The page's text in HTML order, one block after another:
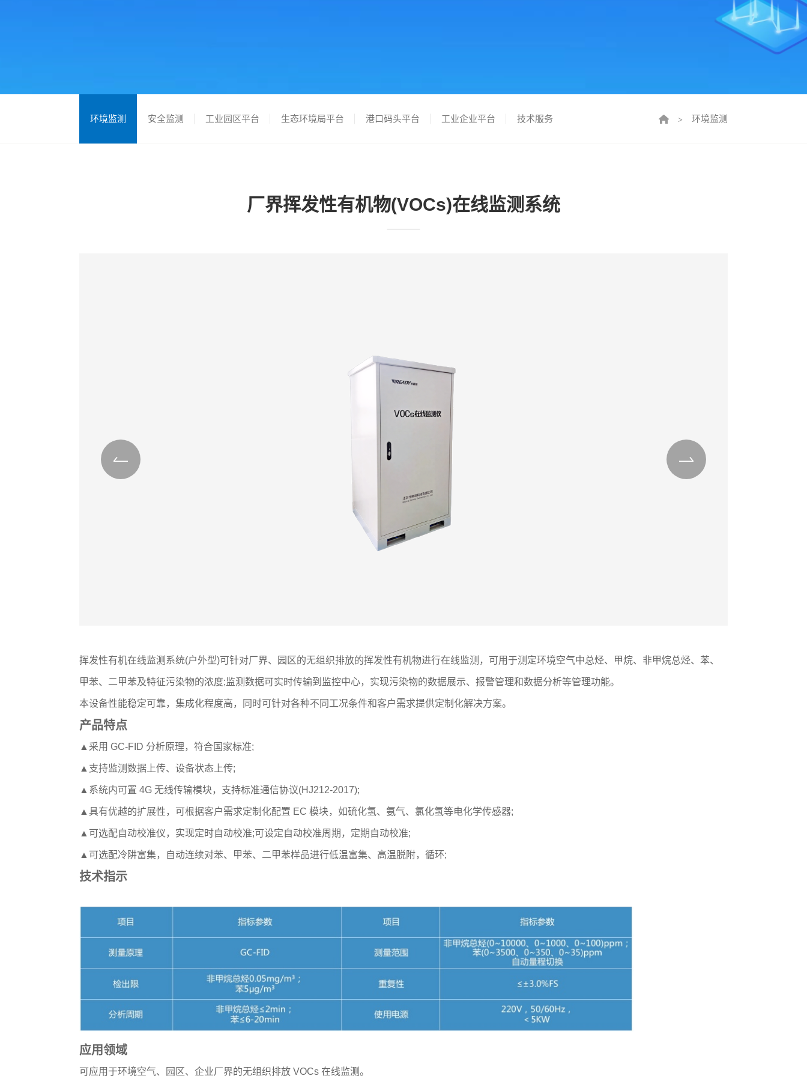
环境监测 安全监测 工业园区平台 生态环境局平台 港口码头平台 工业企业平台 技术服务 > 环境监测
厂界挥发性有机物(VOCs)在线监测系统
挥发性有机在线监测系统(户外型)可针对厂界、园区的无组织排放的挥发性有机物进行在线监测，可用于测定环境空气中总烃、甲烷、非甲烷总烃、苯、
甲苯、二甲苯及特征污染物的浓度;监测数据可实时传输到监控中心，实现污染物的数据展示、报警管理和数据分析等管理功能。
本设备性能稳定可靠，集成化程度高，同时可针对各种不同工况条件和客户需求提供定制化解决方案。
产品特点
▲采用 GC-FID 分析原理，符合国家标准;
▲支持监测数据上传、设备状态上传;
▲系统内可置 4G 无线传输模块，支持标准通信协议(HJ212-2017);
▲具有优越的扩展性，可根据客户需求定制化配置 EC 模块，如硫化氢、氨气、氯化氢等电化学传感器;
▲可选配自动校准仪，实现定时自动校准;可设定自动校准周期，定期自动校准;
▲可选配冷阱富集，自动连续对苯、甲苯、二甲苯样品进行低温富集、高温脱附，循环;
技术指示
应用领域
可应用于环境空气、园区、企业厂界的无组织排放 VOCs 在线监测。